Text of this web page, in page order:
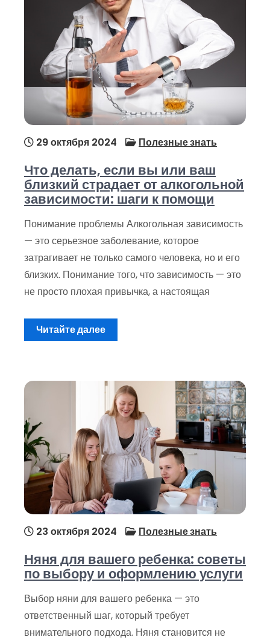
29 октября 2024 Полезные знать
Что делать, если вы или ваш
близкий страдает от алкогольной
зависимости: шаги к помощи
Понимание проблемы Алкогольная зависимость
— это серьезное заболевание, которое
затрагивает не только самого человека, но и его
близких. Понимание того, что зависимость — это
не просто плохая привычка, а настоящая
Читайте далее
23 октября 2024 Полезные знать
Няня для вашего ребенка: советы
по выбору и оформлению услуги
Выбор няни для вашего ребенка — это
ответственный шаг, который требует
внимательного подхода. Няня становится не